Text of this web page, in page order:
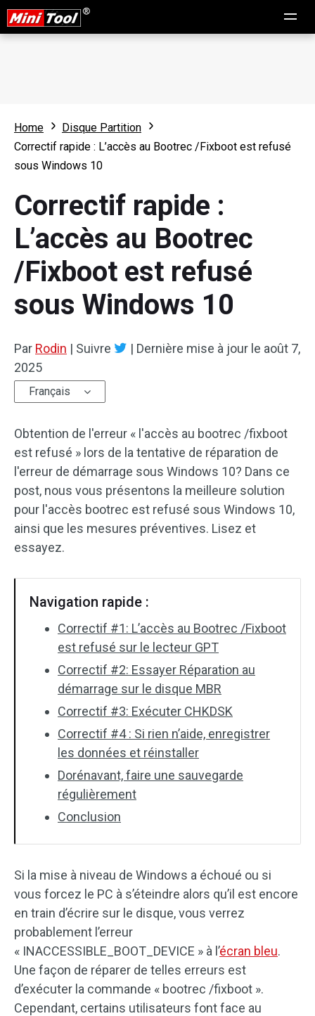
Home
Disque Partition
Correctif rapide : L’accès au Bootrec /Fixboot est refusé
sous Windows 10
Correctif rapide :
L’accès au Bootrec
/Fixboot est refusé
sous Windows 10
Par Rodin | Suivre | Dernière mise à jour le août 7,
2025
Français
Obtention de l'erreur « l'accès au bootrec /fixboot
est refusé » lors de la tentative de réparation de
l'erreur de démarrage sous Windows 10? Dans ce
post, nous vous présentons la meilleure solution
pour l'accès bootrec est refusé sous Windows 10,
ainsi que les mesures préventives. Lisez et
essayez.
Navigation rapide :
Correctif #1: L’accès au Bootrec /Fixboot
est refusé sur le lecteur GPT
Correctif #2: Essayer Réparation au
démarrage sur le disque MBR
Correctif #3: Exécuter CHKDSK
Correctif #4 : Si rien n’aide, enregistrer
les données et réinstaller
Dorénavant, faire une sauvegarde
régulièrement
Conclusion
Si la mise à niveau de Windows a échoué ou si
vous forcez le PC à s’éteindre alors qu’il est encore
en train d’écrire sur le disque, vous verrez
probablement l’erreur
« INACCESSIBLE_BOOT_DEVICE » à l’écran bleu.
Une façon de réparer de telles erreurs est
d’exécuter la commande « bootrec /fixboot ».
Cependant, certains utilisateurs font face au